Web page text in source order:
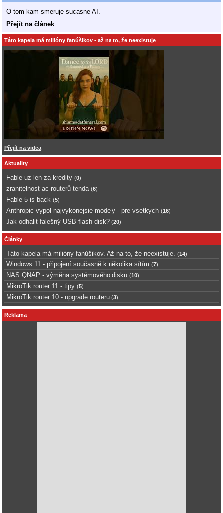
O tom kam smeruje sucasne AI.
Přejít na článek
Táto kapela má milióny fanúšikov - až na to, že neexistuje
Přejít na videa
Aktuality
Fable uz len za kredity (0)
zranitelnost ac routerů tenda (6)
Fable 5 is back (5)
Anthropic vypol najvykonejsie modely - pre vsetkych (16)
Jak odhalit falešný USB flash disk? (20)
Články
Táto kapela má milióny fanúšikov. Až na to, že neexistuje. (14)
Windows 11 - připojení současně k několika sítím (7)
NAS QNAP - výměna systémového disku (10)
MikroTik router 11 - tipy (5)
MikroTik router 10 - upgrade routeru (3)
Reklama